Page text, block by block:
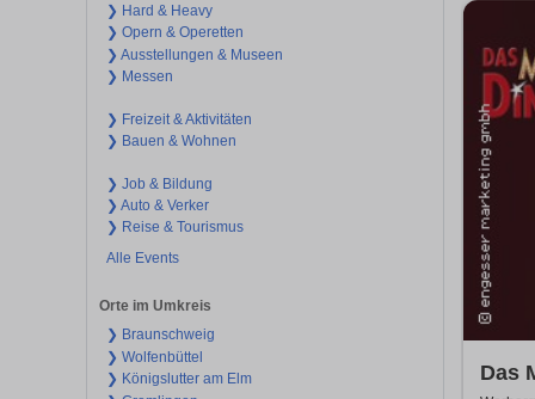
❯ Hard & Heavy
❯ Opern & Operetten
❯ Ausstellungen & Museen
❯ Messen
❯ Freizeit & Aktivitäten
❯ Bauen & Wohnen
❯ Job & Bildung
❯ Auto & Verker
❯ Reise & Tourismus
Alle Events
Orte im Umkreis
❯ Braunschweig
❯ Wolfenbüttel
❯ Königslutter am Elm
Das